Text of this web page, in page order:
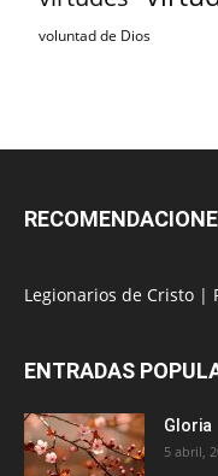
voluntad de Dios
Legionarios de Cristo |
ENTRADAS
Gloria
5 abril,